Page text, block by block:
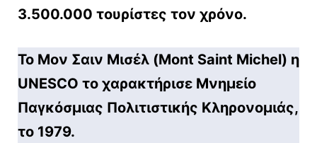
3.500.000 τουρίστες τον χρόνο.
Το Μον Σαιν Μισέλ (Mont Saint Michel) η
UNESCO το χαρακτήρισε Μνημείο
Παγκόσμιας Πολιτιστικής Κληρονομιάς,
το 1979.